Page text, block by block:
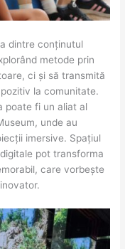
dintre conținutul
metode prin
ci și să transmită
la comunitate.
poate fi un aliat al
unde au
imersive. Spațiul
pot transforma
care vorbește